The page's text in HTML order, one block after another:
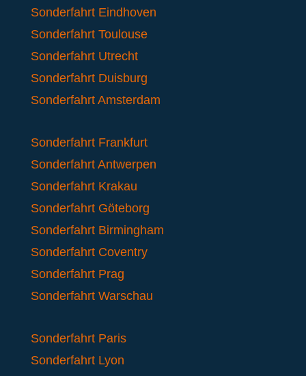
Sonderfahrt Eindhoven
Sonderfahrt Toulouse
Sonderfahrt Utrecht
Sonderfahrt Duisburg
Sonderfahrt Amsterdam
Sonderfahrt Frankfurt
Sonderfahrt Antwerpen
Sonderfahrt Krakau
Sonderfahrt Göteborg
Sonderfahrt Birmingham
Sonderfahrt Coventry
Sonderfahrt Prag
Sonderfahrt Warschau
Sonderfahrt Paris
Sonderfahrt Lyon